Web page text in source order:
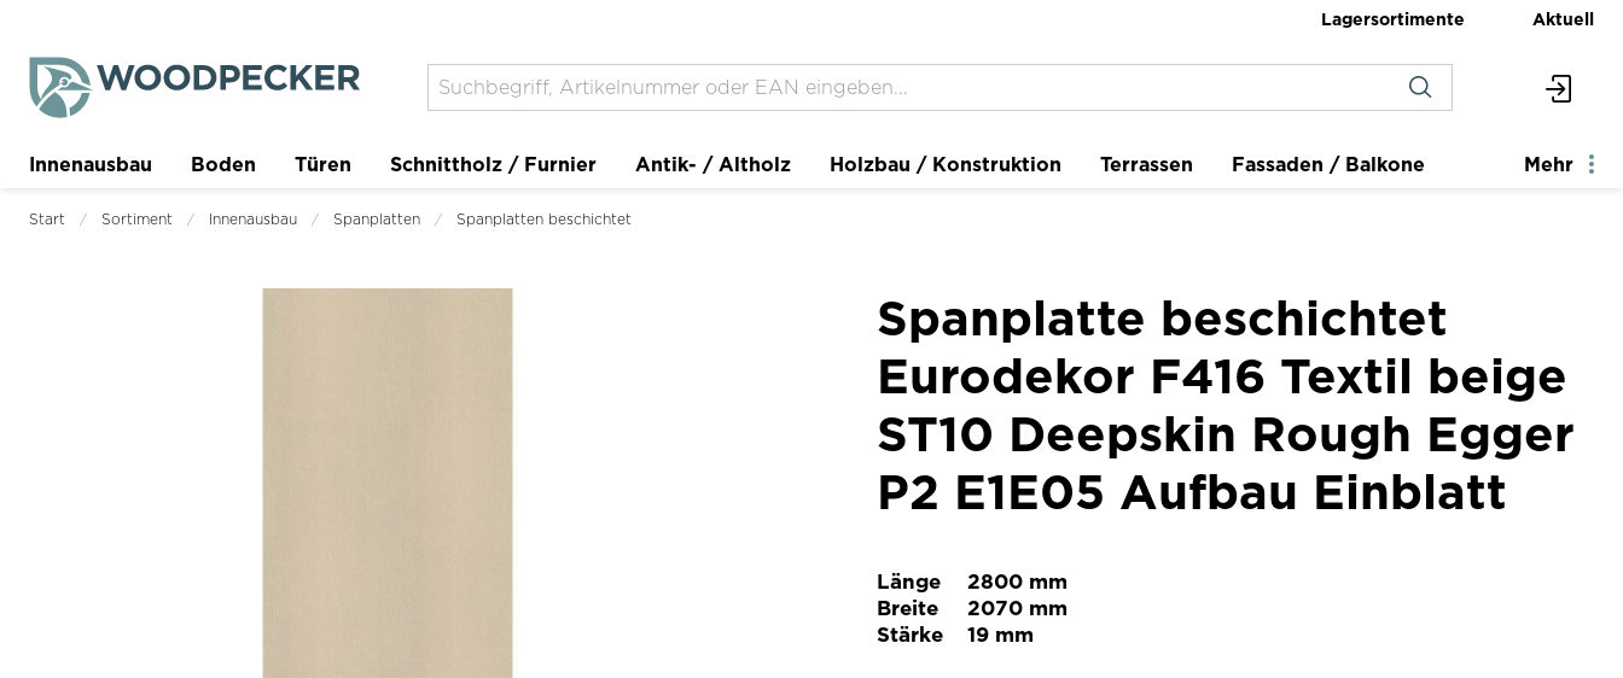
Lagersortimente Aktuell
Innenausbau Boden Türen Schnittholz / Furnier Antik- / Altholz Holzbau / Konstruktion Terrassen Fassaden / Balkone
Trockenbau Planer
Mehr
Start Sortiment Innenausbau Spanplatten Spanplatten beschichtet
Spanplatte beschichtet
Eurodekor F416 Textil beige
ST10 Deepskin Rough Egger
P2 E1E05 Aufbau Einblatt
Länge
2800 mm
Breite
2070 mm
Stärke
19 mm